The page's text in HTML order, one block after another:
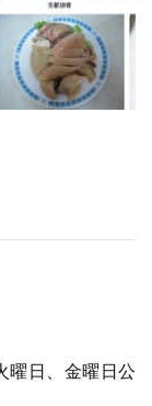
曜日、金曜日公